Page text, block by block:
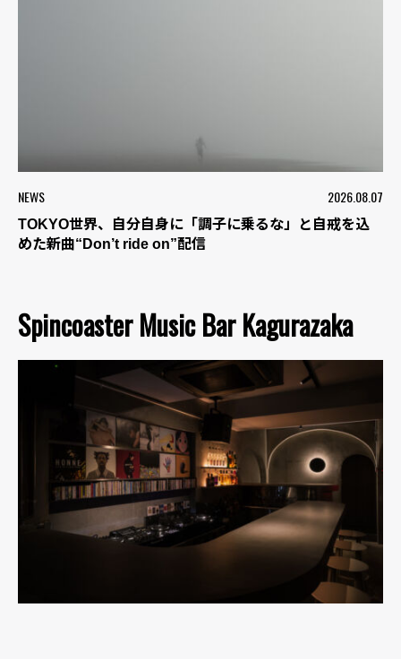
NEWS 2026.08.07
TOKYO世界、自分自身に「調子に乗るな」と自戒を込
めた新曲“Don’t ride on”配信
Spincoaster Music Bar Kagurazaka